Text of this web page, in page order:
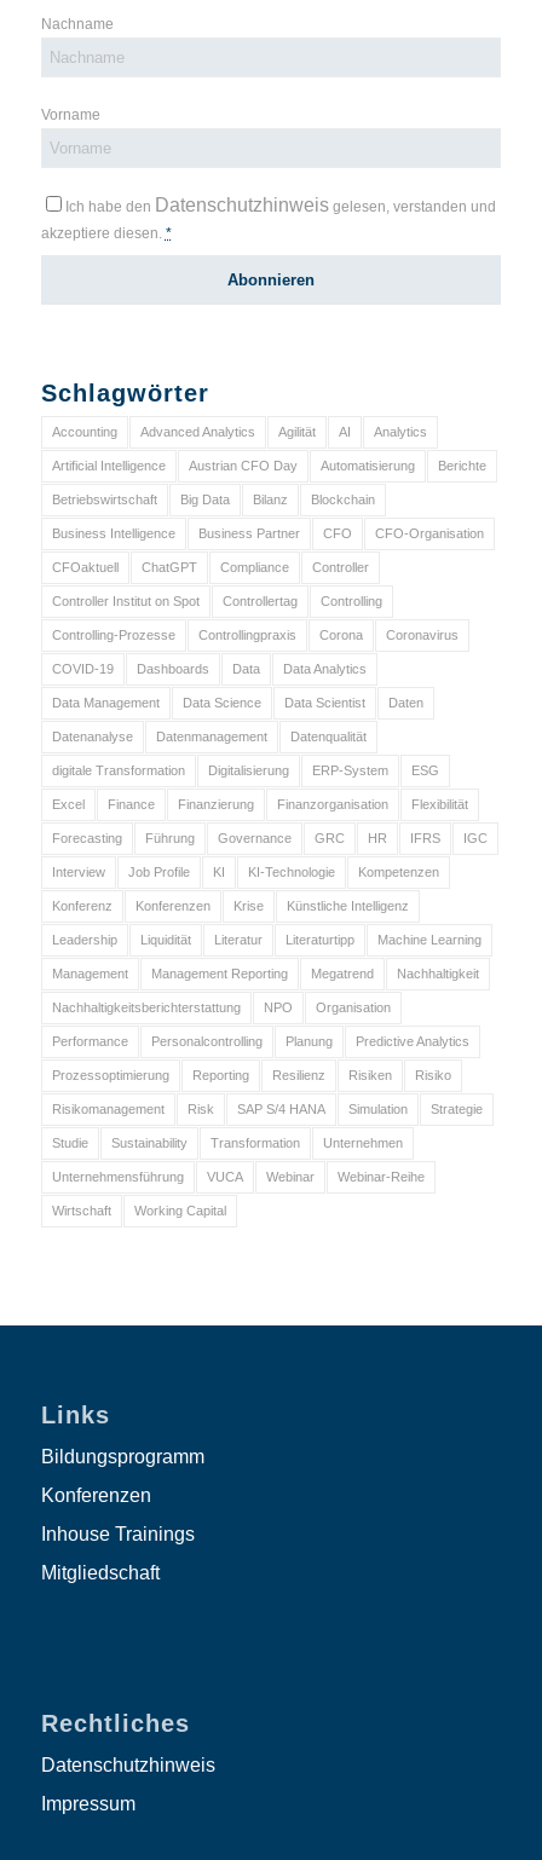
Nachname
Vorname
Ich habe den Datenschutzhinweisgelesen, verstanden und
akzeptiere diesen. *
Schlagwörter
Accounting Advanced Analytics Agilität AI Analytics
Artificial Intelligence Austrian CFO Day Automatisierung Berichte
Betriebswirtschaft Big Data Bilanz Blockchain
Business Intelligence Business Partner CFO CFO-Organisation
CFOaktuell ChatGPT Compliance Controller
Controller Institut on Spot Controllertag Controlling
Controlling-Prozesse Controllingpraxis Corona Coronavirus
COVID-19 Dashboards Data Data Analytics
Data Management Data Science Data Scientist Daten
Datenanalyse Datenmanagement Datenqualität
digitale Transformation Digitalisierung ERP-System ESG
Excel Finance Finanzierung Finanzorganisation Flexibilität
Forecasting Führung Governance GRC HR IFRS IGC
Interview Job Profile KI KI-Technologie Kompetenzen
Konferenz Konferenzen Krise Künstliche Intelligenz
Leadership Liquidität Literatur Literaturtipp Machine Learning
Management Management Reporting Megatrend Nachhaltigkeit
Nachhaltigkeitsberichterstattung NPO Organisation
Performance Personalcontrolling Planung Predictive Analytics
Prozessoptimierung Reporting Resilienz Risiken Risiko
Risikomanagement Risk SAP S/4 HANA Simulation Strategie
Studie Sustainability Transformation Unternehmen
Unternehmensführung VUCA Webinar Webinar-Reihe
Wirtschaft Working Capital
Links
Bildungsprogramm
Konferenzen
Inhouse Trainings
Mitgliedschaft
Rechtliches
Datenschutzhinweis
Impressum